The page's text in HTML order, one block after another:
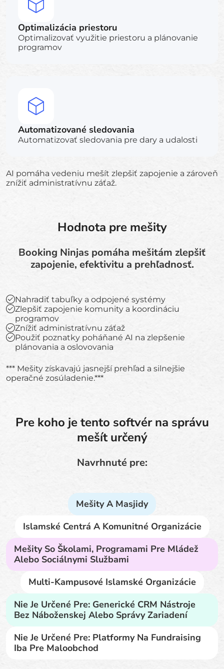
Optimalizácia priestoru
Optimalizovať využitie priestoru a plánovanie
programov
Automatizované sledovania
Automatizovať sledovania pre dary a udalosti
AI pomáha vedeniu mešít zlepšiť zapojenie a zároveň
znížiť administratívnu záťaž.
Hodnota pre mešity
Booking Ninjas pomáha mešitám zlepšiť
zapojenie, efektivitu a prehľadnosť.
Nahradiť tabuľky a odpojené systémy
Zlepšiť zapojenie komunity a koordináciu
programov
Znížiť administratívnu záťaž
Použiť poznatky poháňané AI na zlepšenie
plánovania a oslovovania
*** Mešity získavajú jasnejší prehľad a silnejšie
operačné zosúladenie.***
Pre koho je tento softvér na správu
mešít určený
Navrhnuté pre:
Mešity A Masjidy
Islamské Centrá A Komunitné Organizácie
Mešity So Školami, Programami Pre Mládež
Alebo Sociálnymi Službami
Multi-Kampusové Islamské Organizácie
Nie Je Určené Pre: Generické CRM Nástroje
Bez Náboženskej Alebo Správy Zariadení
Nie Je Určené Pre: Platformy Na Fundraising
Iba Pre Maloobchod